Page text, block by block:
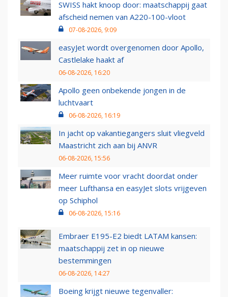
SWISS hakt knoop door: maatschappij gaat
afscheid nemen van A220-100-vloot
07-08-2026, 9:09
easyJet wordt overgenomen door Apollo,
Castlelake haakt af
06-08-2026, 16:20
Apollo geen onbekende jongen in de
luchtvaart
06-08-2026, 16:19
In jacht op vakantiegangers sluit vliegveld
Maastricht zich aan bij ANVR
06-08-2026, 15:56
Meer ruimte voor vracht doordat onder
meer Lufthansa en easyJet slots vrijgeven
op Schiphol
06-08-2026, 15:16
Embraer E195-E2 biedt LATAM kansen:
maatschappij zet in op nieuwe
bestemmingen
06-08-2026, 14:27
Boeing krijgt nieuwe tegenvaller: